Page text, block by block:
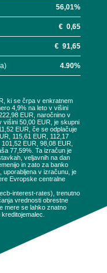
56,01%
€0,65
€91,65
4.90%
ki se črpa v enkratnem
4,9% na leto v višini
EUR, naročnino v
višini 50,00 EUR, je skupni
EUR, če se odplačuje
115,61 EUR, 112,17
EUR, 98,08 EUR,
77,59%. Ta izračun je
veljavnih na dan
in zato za banko
uporabljena v izračunu, je
Evropske centralne
interest-rates), trenutno
vrednosti obrestne
mere se lahko znatno